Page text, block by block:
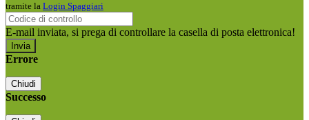
tramite la Login Spaggiari
E-mail inviata, si prega di controllare la casella di posta elettronica!
Errore
Chiudi
Successo